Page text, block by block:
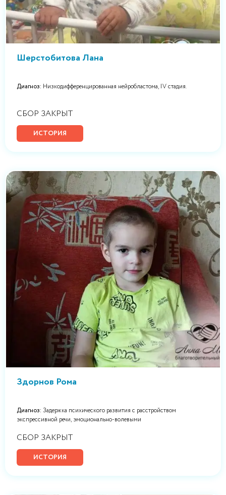
Шерстобитова Лана
Диагноз: Низкодифференцированная нейробластома, IV стадия.
СБОР ЗАКРЫТ
ИСТОРИЯ
Здорнов Рома
Диагноз: Задержка психического развития с расстройством
экспрессивной речи, эмоционально-волевыми
СБОР ЗАКРЫТ
ИСТОРИЯ